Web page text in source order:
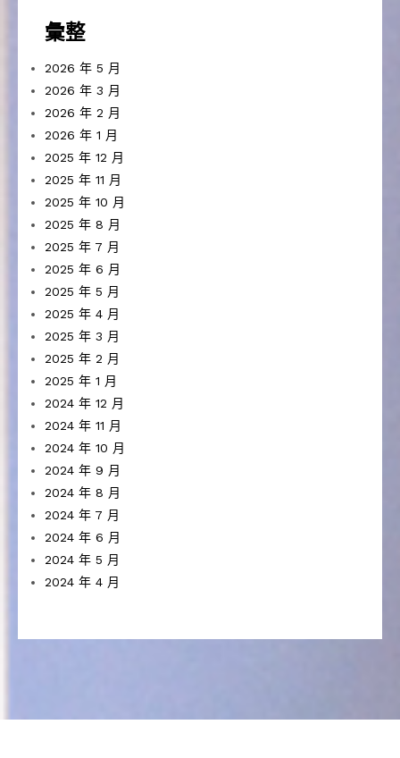
彙整
2026 年 5 月
2026 年 3 月
2026 年 2 月
2026 年 1 月
2025 年 12 月
2025 年 11 月
2025 年 10 月
2025 年 8 月
2025 年 7 月
2025 年 6 月
2025 年 5 月
2025 年 4 月
2025 年 3 月
2025 年 2 月
2025 年 1 月
2024 年 12 月
2024 年 11 月
2024 年 10 月
2024 年 9 月
2024 年 8 月
2024 年 7 月
2024 年 6 月
2024 年 5 月
2024 年 4 月